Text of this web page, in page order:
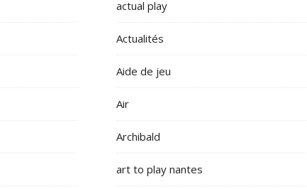
actual play
Actualités
Aide de jeu
Air
Archibald
art to play nantes